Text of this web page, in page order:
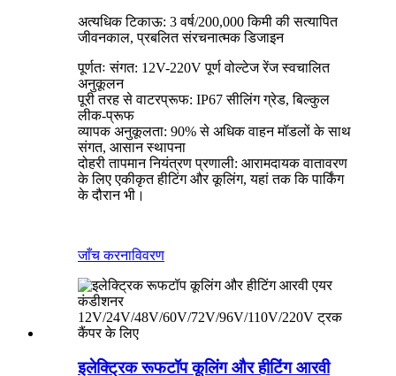
अत्यधिक टिकाऊ: 3 वर्ष/200,000 किमी की सत्यापित
जीवनकाल, प्रबलित संरचनात्मक डिजाइन
पूर्णतः संगत: 12V-220V पूर्ण वोल्टेज रेंज स्वचालित
अनुकूलन
पूरी तरह से वाटरप्रूफ: IP67 सीलिंग ग्रेड, बिल्कुल
लीक-प्रूफ
व्यापक अनुकूलता: 90% से अधिक वाहन मॉडलों के साथ
संगत, आसान स्थापना
दोहरी तापमान नियंत्रण प्रणाली: आरामदायक वातावरण
के लिए एकीकृत हीटिंग और कूलिंग, यहां तक ​​कि पार्किंग
के दौरान भी।
जाँच करनाविवरण
इलेक्ट्रिक रूफटॉप कूलिंग और हीटिंग आरवी